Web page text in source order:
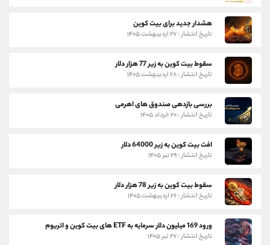
هشدار جدید برای بیت کوین
تاریخ انتشار : ۲۷ اردیبهشت ۱۴۰۵
سقوط بیت کوین به زیر 77 هزار دلار
تاریخ انتشار : ۲۸ اردیبهشت ۱۴۰۵
بررسی بازدهی صندوق های اهرمی
تاریخ انتشار : ۲۰ خرداد ۱۴۰۵
افت بیت کوین به زیر 64000 دلار
تاریخ انتشار : ۲۹ تیر ۱۴۰۵
سقوط بیت کوین به زیر 78 هزار دلار
تاریخ انتشار : ۲۶ اردیبهشت ۱۴۰۵
ورود 169 میلیون دلار سرمایه به ETF های بیت کوین و اتریوم
تاریخ انتشار : ۲۷ تیر ۱۴۰۵